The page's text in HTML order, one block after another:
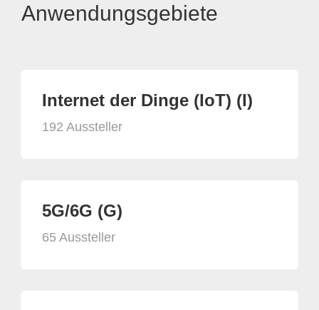
Anwendungsgebiete
Internet der Dinge (IoT) (I)
192 Aussteller
5G/6G (G)
65 Aussteller